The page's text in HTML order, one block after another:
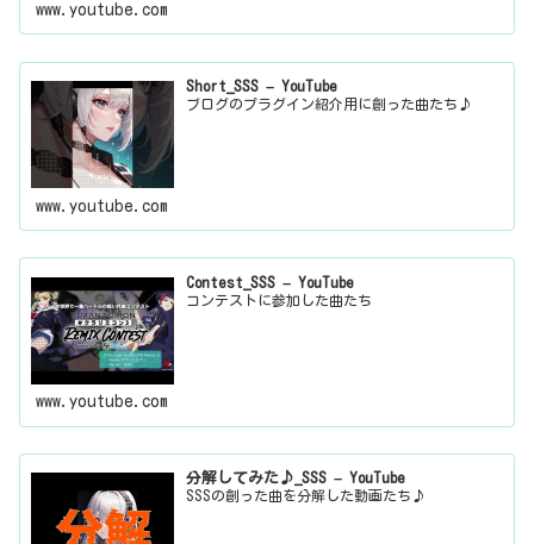
www.youtube.com
Short_SSS – YouTube
ブログのプラグイン紹介用に創った曲たち♪
www.youtube.com
Contest_SSS – YouTube
コンテストに参加した曲たち
www.youtube.com
分解してみた♪_SSS – YouTube
SSSの創った曲を分解した動画たち♪